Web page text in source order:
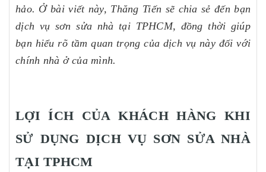
hảo. Ở bài viết này, Thăng Tiến sẽ chia sẻ đến bạn
dịch vụ sơn sửa nhà tại TPHCM, đồng thời giúp
bạn hiểu rõ tầm quan trọng của dịch vụ này đối với
chính nhà ở của mình.
LỢI ÍCH CỦA KHÁCH HÀNG KHI
SỬ DỤNG DỊCH VỤ SƠN SỬA NHÀ
TẠI TPHCM